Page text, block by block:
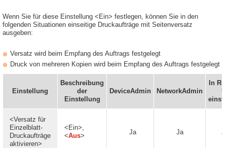
Wenn Sie für diese Einstellung <Ein> festlegen, können Sie in den
folgenden Situationen einseitige Druckaufträge mit Seitenversatz
ausgeben:
Versatz wird beim Empfang des Auftrags festgelegt
Druck von mehreren Kopien wird beim Empfang des Auftrags festgelegt
Einstellung
Beschreibung
der
Einstellung
DeviceAdmin NetworkAdmin
In
<Versatz für
Einzelblatt-
Druckaufträge
aktivieren>
<Ein>,
<Aus> Ja Ja